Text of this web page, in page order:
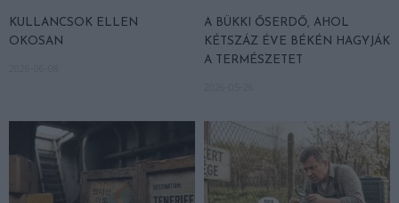
KULLANCSOK ELLEN
OKOSAN
A BÜKKI ŐSERDŐ, AHOL
KÉTSZÁZ ÉVE BÉKÉN HAGYJÁK
A TERMÉSZETET